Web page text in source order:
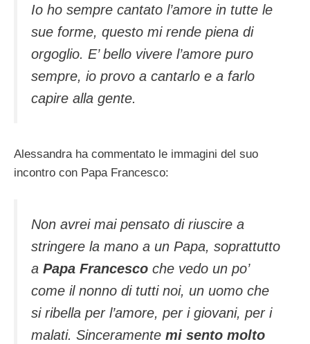
Io ho sempre cantato l’amore in tutte le
sue forme, questo mi rende piena di
orgoglio. E’ bello vivere l’amore puro
sempre, io provo a cantarlo e a farlo
capire alla gente.
Alessandra ha commentato le immagini del suo
incontro con Papa Francesco:
Non avrei mai pensato di riuscire a
stringere la mano a un Papa, soprattutto
a Papa Francesco che vedo un po’
come il nonno di tutti noi, un uomo che
si ribella per l’amore, per i giovani, per i
malati. Sinceramente mi sento molto